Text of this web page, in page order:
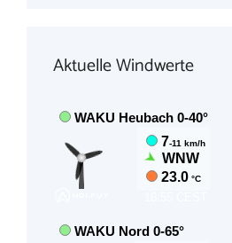
Aktuelle Windwerte